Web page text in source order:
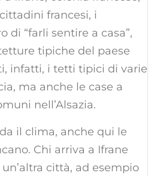
francesi, i
di “farli sentire a casa”,
tipiche del paese
infatti, i tetti tipici di varie
ma anche le case a
nell’Alsazia.
il clima, anche qui le
Chi arriva a Ifrane
città, ad esempio